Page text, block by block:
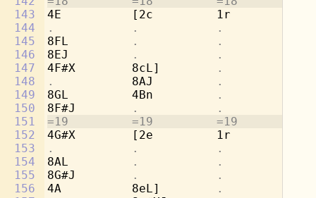
143
144
145
146
147
148
149
150
151
152
153
154
155
156
4E          [2c         1r
.           .           .
8FL
.           .
8EJ
.           .           .
4F#X        8cL]
.
. 8AJ
.           .
8GL         4Bn
.           .
8F#J
.           .           .
=19         =19         =19
4G#X        [2e         1r
.           .           .
8AL
.           .
8G#J
.           .           .
4A          8eL]
.